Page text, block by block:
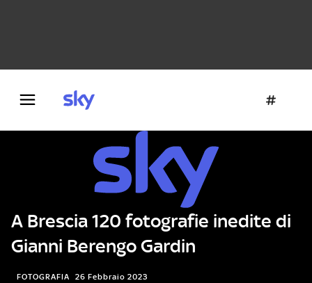
A Brescia 120 fotografie inedite di
Gianni Berengo Gardin
FOTOGRAFIA 26 Febbraio 2023